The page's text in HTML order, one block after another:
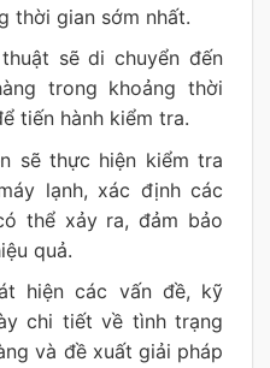
thời gian sớm nhất.
sẽ di chuyển đến
trong khoảng thời
tiến hành kiểm tra.
sẽ thực hiện kiểm tra
lạnh, xác định các
thể xảy ra, đảm bảo
quả.
hiện các vấn đề, kỹ
chi tiết về tình trạng
và đề xuất giải pháp